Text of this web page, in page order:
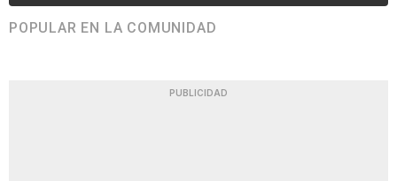
POPULAR EN LA COMUNIDAD
PUBLICIDAD